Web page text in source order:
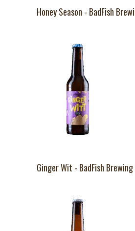
Honey Season - BadFish
Ginger Wit - BadFish Brewing